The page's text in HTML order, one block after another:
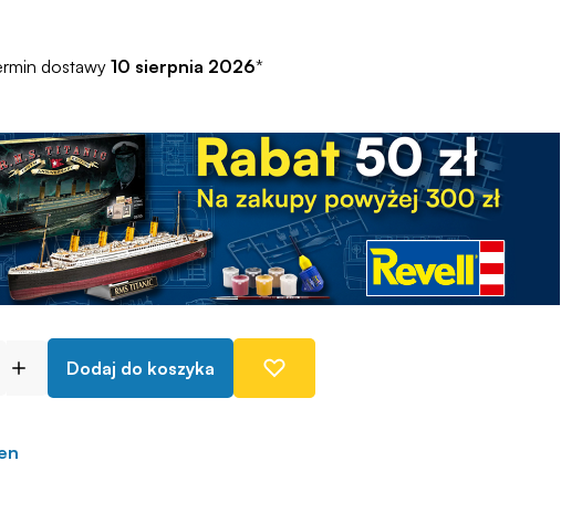
dostawy 10 sierpnia 2026*
Dodaj do koszyka